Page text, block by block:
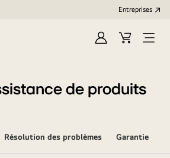
Entreprises​
OuvrirCart
Open
de produits
Résolution des problèmes Garantie